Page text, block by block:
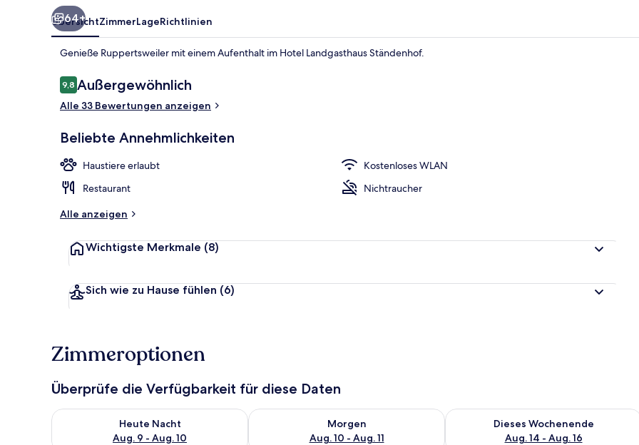
Sitzecke in der Lobby
64+
ÜbersichtZimmerLageRichtlinien
Genieße Ruppertsweiler mit einem Aufenthalt im Hotel Landgasthaus Ständenhof.
Bewertungen
9,89,8 von 10.
Außergewöhnlich
Alle 33 Bewertungen anzeigen
Beliebte Annehmlichkeiten
Haustiere erlaubt
Kostenloses WLAN
Restaurant
Nichtraucher
Alle anzeigen
Wichtigste Merkmale (8)
Sich wie zu Hause fühlen (6)
Zimmeroptionen
Überprüfe die Verfügbarkeit für diese Daten
Heute Nacht
Aug. 9 - Aug. 10
Überprüfe die Verfügbarkeit für heute Nacht, Aug. 9 - Aug. 10.
Morgen
Aug. 10 - Aug. 11
Überprüfe die Verfügbarkeit für morgen, Aug. 10 - Aug. 11.
Dieses Wochenende
Aug. 14 - Aug. 16
Überprüfe die Verfügbarkeit für